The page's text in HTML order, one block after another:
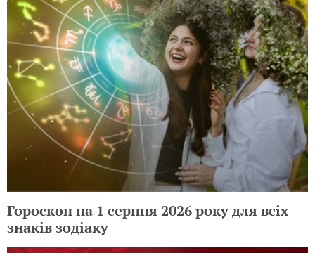
Гороскоп на 1 серпня 2026 року для всіх
знаків зодіаку